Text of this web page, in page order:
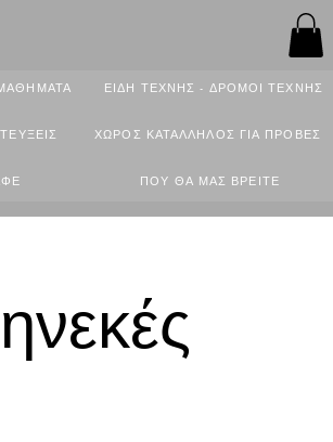
ΕΙΔΗ ΤΕΧΝΗΣ - ΔΡΟΜΟΙ ΤΕΧΝΗΣ
ΧΩΡΟΣ ΚΑΤΑΛΛΗΛΟΣ ΓΙΑ ΠΡΟΒΕΣ
ΠΟΥ ΘΑ ΜΑΣ ΒΡΕΙΤΕ